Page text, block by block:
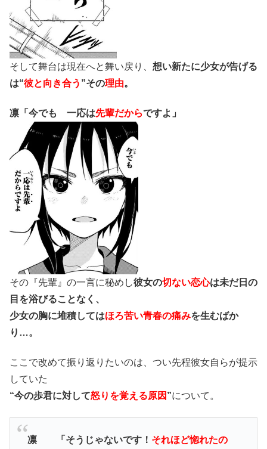
そして舞台は現在へと舞い戻り、 想い新たに少女が告げる
は“彼と向き合う ”その理由。
凛「今でも 一応は先輩だからですよ」
その『先輩』の一言に秘めし彼女の切ない恋心は未だ日の
目を浴びることなく、
少女の胸に堆積してはほろ苦い青春の痛みを生むばか
り…。
ここで改めて振り返りたいのは、つい先程彼女自らが提示
していた
“今の歩君に対して怒りを覚える原因 ”について。
凛 「そうじゃないです！ それほど惚れたの